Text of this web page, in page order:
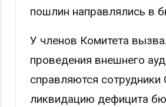
пошлин направлялись в
У членов Комитета
проведения внешнего
справляются
ликвидацию дефицита